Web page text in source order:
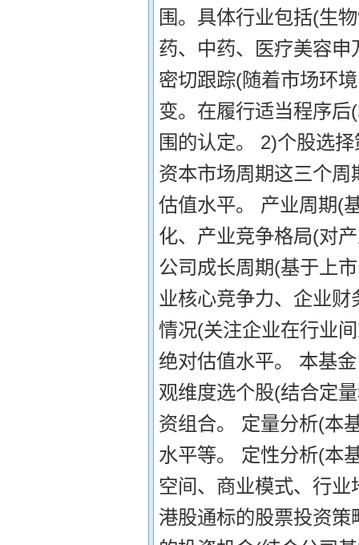
围。具体行业包括(生
药、中药、医疗美容
密切跟踪(随着市场环
变。在履行适当程序
围的认定。 2)个股选
资本市场周期这三个
估值水平。 产业周期(
化、产业竞争格局(对
公司成长周期(基于上
业核心竞争力、企业
情况(关注企业在行业
绝对估值水平。 本基
观维度选个股(结合定
资组合。 定量分析(本
水平等。 定性分析(本
空间、商业模式、行
港股通标的股票投资